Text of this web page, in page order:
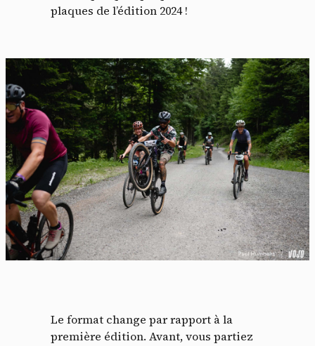
plaques de l’édition 2024 !
Le format change par rapport à la
première édition. Avant, vous partiez